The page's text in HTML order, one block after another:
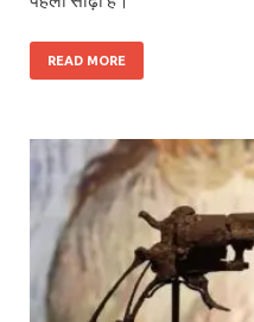
READ MORE